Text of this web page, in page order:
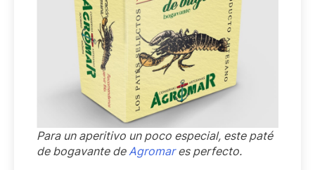
Para un aperitivo un poco especial, este paté
de bogavante deAgromares perfecto.